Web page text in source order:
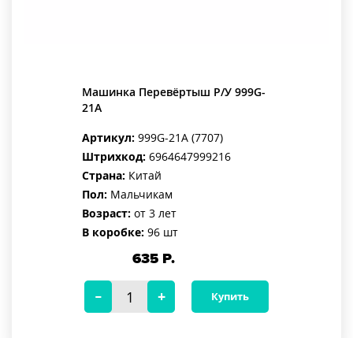
Машинка Перевёртыш Р/У 999G-
21A
Артикул: 999G-21A (7707)
Штрихкод: 6964647999216
Страна: Китай
Пол: Мальчикам
Возраст: от 3 лет
В коробке: 96 шт
635Р.
Купить